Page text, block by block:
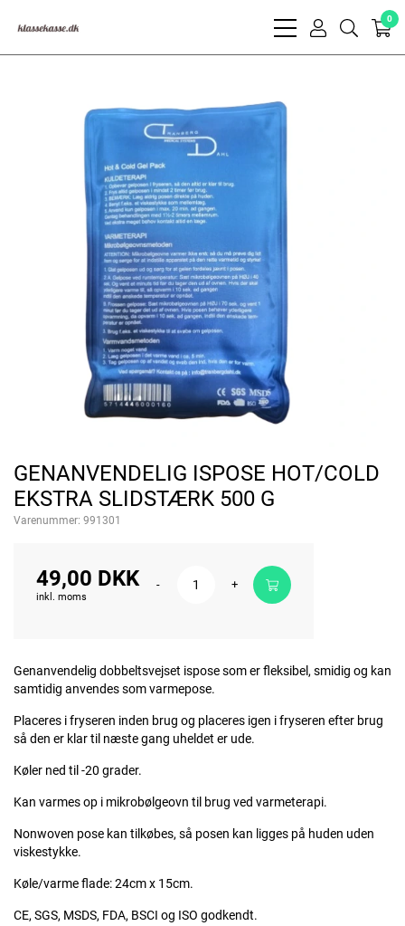
bars
user
search
0
GENANVENDELIG ISPOSE HOT/COLD
EKSTRA SLIDSTÆRK 500 G
Varenummer: 991301
49,00 DKK
inkl. moms
- +
Genanvendelig dobbeltsvejset ispose som er fleksibel, smidig og kan
samtidig anvendes som varmepose.
Placeres i fryseren inden brug og placeres igen i fryseren efter brug
så den er klar til næste gang uheldet er ude.
Køler ned til -20 grader.
Kan varmes op i mikrobølgeovn til brug ved varmeterapi.
Nonwoven pose kan tilkøbes, så posen kan ligges på huden uden
viskestykke.
Køle/varme flade: 24cm x 15cm.
CE, SGS, MSDS, FDA, BSCI og ISO godkendt.